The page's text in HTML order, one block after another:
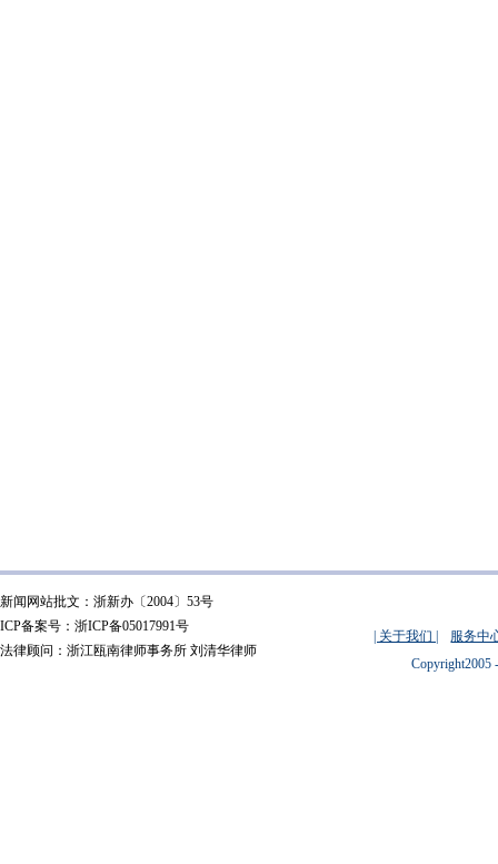
新闻网站批文：浙新办〔2004〕53号
ICP备案号：浙ICP备05017991号
法律顾问：浙江瓯南律师事务所 刘清华律师
| 关于我们 |
服务中
Copyright2005